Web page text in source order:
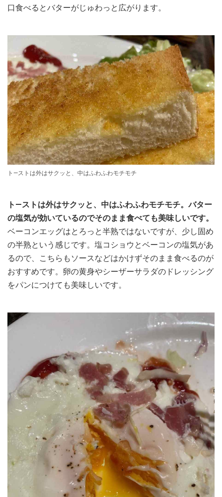
口食べるとバターがじゅわっと広がります。
ト―ストは外はサクッと、中はふわふわモチモチ
ト―ストは外はサクッと、中はふわふわモチモチ。バター
の塩気が効いているのでそのまま食べても美味しいです。
ベーコンエッグはとろっと半熟ではないですが、少し固め
の半熟という感じです。塩コショウとベーコンの塩気があ
るので、こちらもソースなどはかけずそのまま食べるのが
おすすめです。卵の黄身やシーザーサラダのドレッシング
をパンにつけても美味しいです。